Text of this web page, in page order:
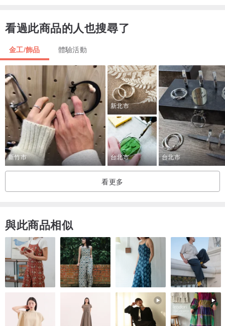
。體驗售價NT$ 2790 (一人)
・售票細則
。購票後，Daz.work會站內信提供購票成功證明，不會寄送實體票
券。活動當日請至報到處出示站內信後入場。
看過此商品的人也搜尋了
金工/飾品 體驗活動
新竹市
新北市
台北市 台北市
看更多
與此商品相似